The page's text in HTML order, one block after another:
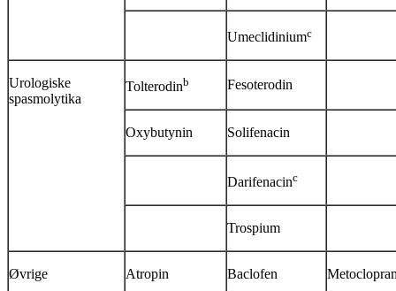
Umeclidiniumc
Urologiske
spasmolytika
Tolterodinb Fesoterodin
Oxybutynin Solifenacin
Darifenacinc
Trospium
Øvrige Atropin Baclofen